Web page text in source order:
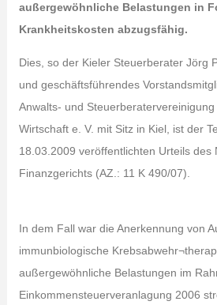
außergewöhnliche Belastungen in
Krankheitskosten abzugsfähig.
Dies, so der Kieler Steuerberater Jörg
und geschäftsführendes
Anwalts- und
Wirtschaft e. V. mit Sitz in Kiel, ist der
18.03.2009 veröffentlichten Urteils des
Finanzgerichts (AZ.: 11 K 490/07).
In dem Fall war die Anerkennung von
immunbiologische
außergewöhnliche Belastungen im
Einkommensteuerveranlagung 2006